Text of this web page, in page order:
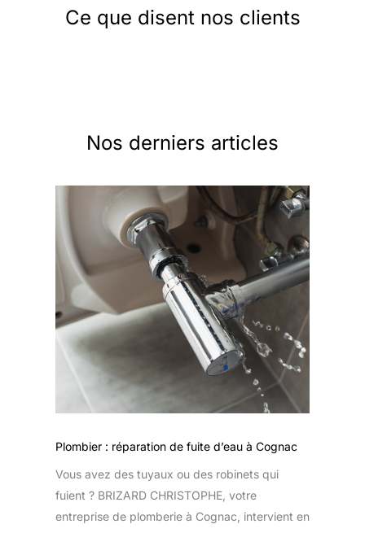
Ce que disent nos clients
Nos derniers articles
Plombier : réparation de fuite d’eau à Cognac
Vous avez des tuyaux ou des robinets qui
fuient ? BRIZARD CHRISTOPHE, votre
entreprise de plomberie à Cognac, intervient en